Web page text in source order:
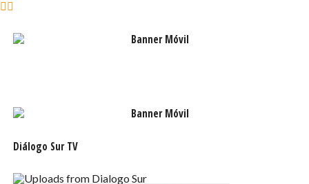
Tras analizar los alcances de la iniciativa, se acordó abrir
plazo hasta las 10 horas de este miércoles 10 de
En lo fundamental, la reforma permite que los extranjeros
ininterrumpidos puedan ejercer el derecho de sufragio y
avecindados a partir del momento en que obtengan un
Diálogo Sur TV